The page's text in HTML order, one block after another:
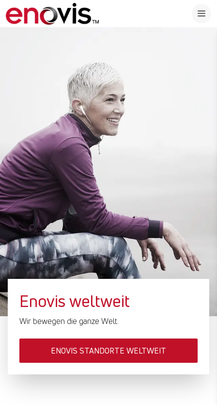
Enovis weltweit
Wir bewegen die ganze Welt.
ENOVIS STANDORTE WELTWEIT